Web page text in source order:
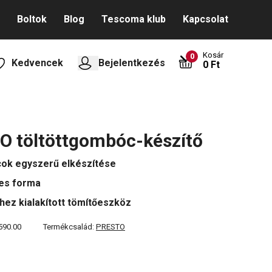
Boltok Blog Tescoma klub Kapcsolat
Kedvencek Bejelentkezés
0 Kosár
0 Ft
töltöttgombóc-készítő
egyszerű elkészítése
forma
kialakított tömítőeszköz
Termékcsalád: PRESTO